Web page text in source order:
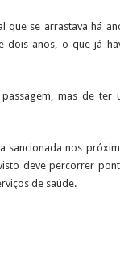
que se arrastava há
dois anos, o que já
mas de ter
sancionada nos
deve percorrer
de saúde.